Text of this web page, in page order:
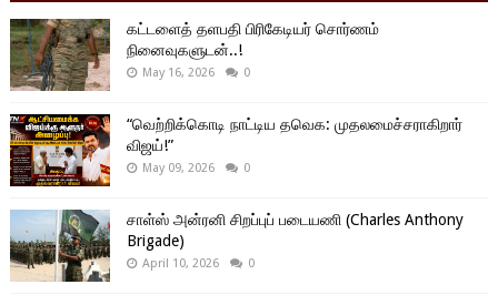
கட்டளைத் தளபதி பிரிகேடியர் சொர்ணம்
நினைவுகளுடன்..!
May 16, 2026 0
“வெற்றிக்கொடி நாட்டிய தவெக: முதலமைச்சராகிறார்
விஜய்!”
May 09, 2026 0
சாள்ஸ் அன்ரனி சிறப்புப் படையணி (Charles Anthony
Brigade)
April 10, 2026 0